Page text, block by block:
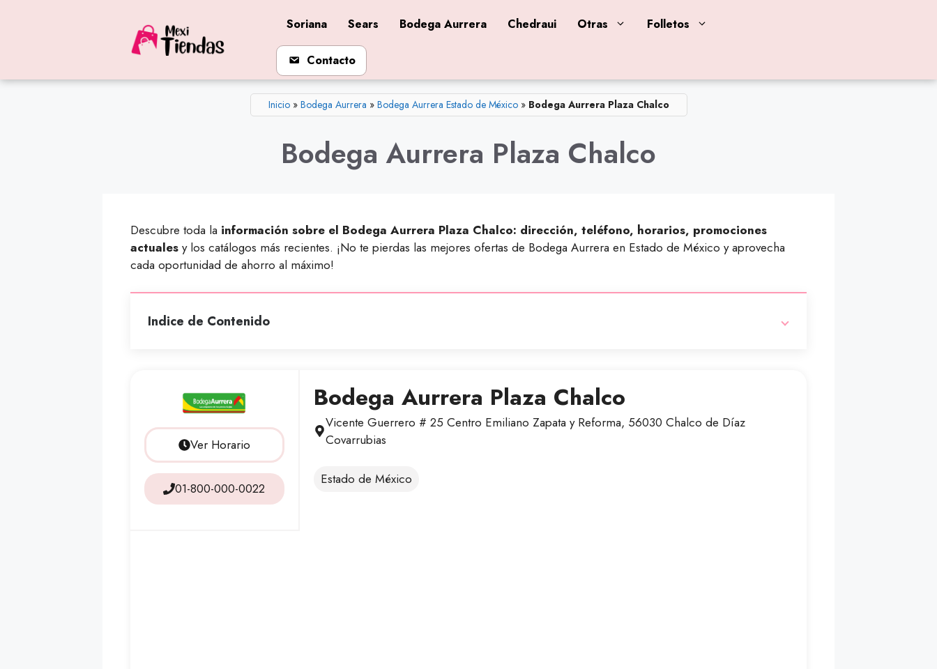
Soriana Sears Bodega Aurrera Chedraui Otras Folletos
Contacto
Inicio» Bodega Aurrera » Bodega Aurrera Estado de México» Bodega Aurrera Plaza Chalco
Bodega Aurrera Plaza Chalco
Descubre toda la información sobre el Bodega Aurrera Plaza Chalco: dirección, teléfono, horarios, promociones
actuales y los catálogos más recientes. ¡No te pierdas las mejores ofertas de Bodega Aurrera en Estado de México y aprovecha
cada oportunidad de ahorro al máximo!
Indice de Contenido
Ver Horario
01-800-000-0022
Bodega Aurrera Plaza Chalco
Vicente Guerrero # 25 Centro Emiliano Zapata y Reforma, 56030 Chalco de Díaz
Covarrubias
Estado de México